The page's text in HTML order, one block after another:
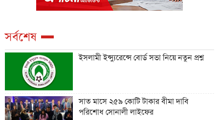
সর্বশেষ
ইসলামী ইন্স্যুরেন্সে বোর্ড সভা নিয়ে নতুন প্রশ্ন
সাত মাসে ২৫৯ কোটি টাকার বীমা দাবি
পরিশোধ সোনালী লাইফের